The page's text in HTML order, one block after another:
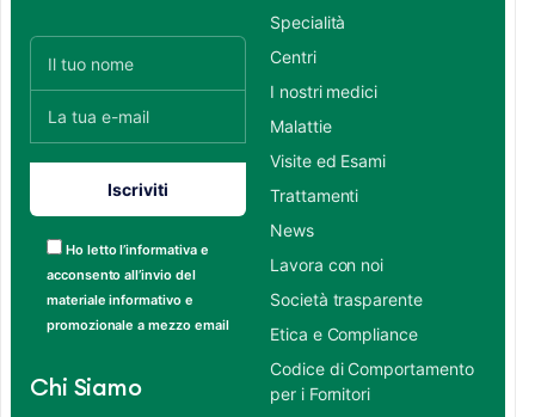
Ho letto l’informativa e
acconsento all’invio del
materiale informativo e
promozionale a mezzo email
Chi Siamo
Specialità
Centri
I nostri medici
Malattie
Visite ed Esami
Trattamenti
News
Lavora con noi
Società trasparente
Etica e Compliance
Codice di Comportamento
per i Fornitori